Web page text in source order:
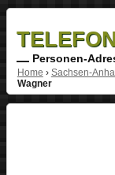
Personen-
Home › Sachsen-
Wagner